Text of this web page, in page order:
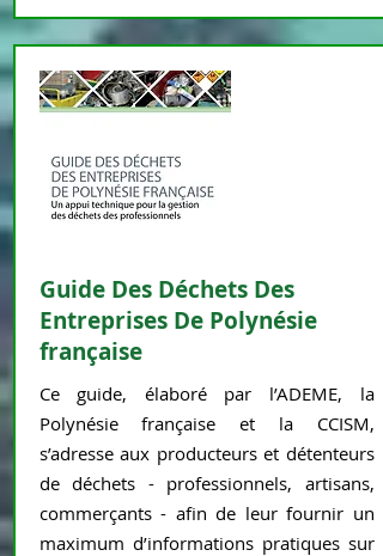
Guide Des Déchets Des
Entreprises De Polynésie
française
Ce guide, élaboré par l’ADEME, la
Polynésie française et la CCISM,
s’adresse aux producteurs et détenteurs
de déchets - professionnels, artisans,
commerçants - afin de leur fournir un
maximum d’informations pratiques sur